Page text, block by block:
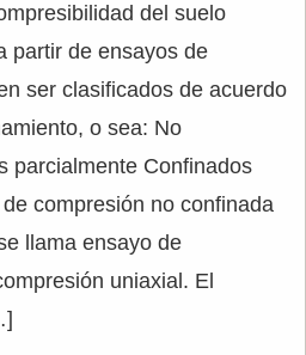
del suelo
partir de ensayos de
ser clasificados de acuerdo
o sea: No
parcialmente Confinados
compresión no confinada
llama ensayo de
uniaxial. El